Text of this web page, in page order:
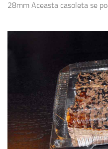
28mm Aceasta casoleta se